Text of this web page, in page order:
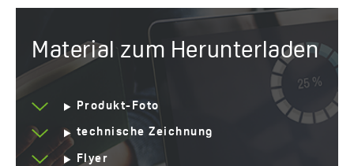
Material zum Herunterladen
Produkt-Foto
technische Zeichnung
Flyer